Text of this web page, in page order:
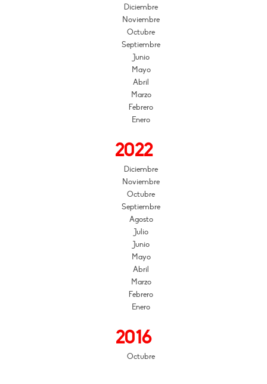
Diciembre
Noviembre
Octubre
Septiembre
Junio
Mayo
Abril
Marzo
Febrero
Enero
2022
Diciembre
Noviembre
Octubre
Septiembre
Agosto
Julio
Junio
Mayo
Abril
Marzo
Febrero
Enero
2016
Octubre